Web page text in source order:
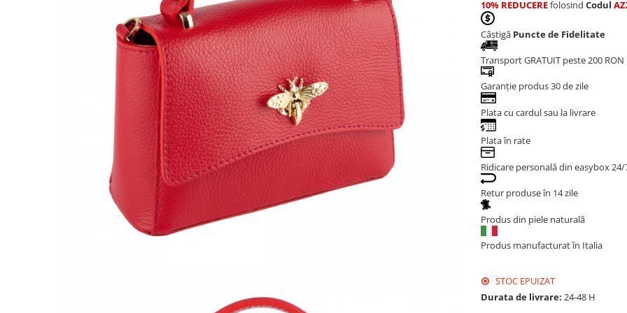
10% REDUCEREfolosind Codul
Câștigă Puncte de Fidelitate
Transport GRATUIT peste 200 RON
Garanție produs 30 de zile
Plata cu cardul sau la livrare
Plata în rate
Ridicare personală din easybox 24/
Retur produse în 14 zile
Produs din piele naturală
Produs manufacturat în Italia
STOC EPUIZAT
Durata de livrare: 24-48 H